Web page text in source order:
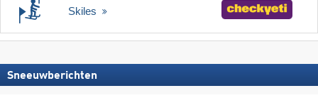
Skiles
Sneeuwberichten